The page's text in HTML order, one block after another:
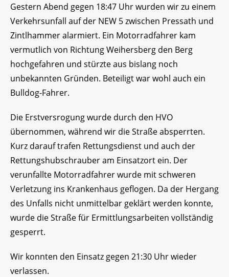
Gestern Abend gegen 18:47 Uhr wurden wir zu einem
Verkehrsunfall auf der NEW 5 zwischen Pressath und
Zintlhammer alarmiert. Ein Motorradfahrer kam
vermutlich von Richtung Weihersberg den Berg
hochgefahren und stürzte aus bislang noch
unbekannten Gründen. Beteiligt war wohl auch ein
Bulldog-Fahrer.
Die Erstversrogung wurde durch den HVO
übernommen, während wir die Straße absperrten.
Kurz darauf trafen Rettungsdienst und auch der
Rettungshubschrauber am Einsatzort ein. Der
verunfallte Motorradfahrer wurde mit schweren
Verletzung ins Krankenhaus geflogen. Da der Hergang
des Unfalls nicht unmittelbar geklärt werden konnte,
wurde die Straße für Ermittlungsarbeiten vollständig
gesperrt.
Wir konnten den Einsatz gegen 21:30 Uhr wieder
verlassen.